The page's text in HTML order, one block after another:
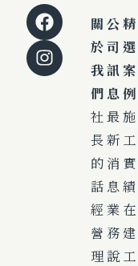
關
於
我
們
社
長
的
話
經
營
理
公
司
訊
息
最
新
消
息
業
務
說
精
選
案
例
施
工
實
績
在
建
工